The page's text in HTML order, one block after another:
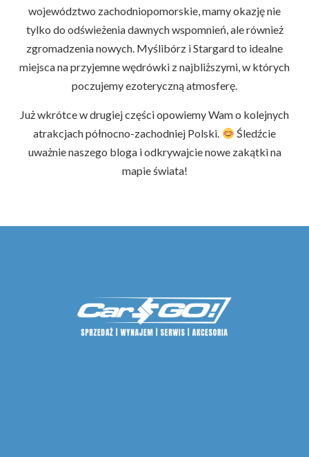
województwo zachodniopomorskie, mamy okazję nie
tylko do odświeżenia dawnych wspomnień, ale również
zgromadzenia nowych. Myślibórz i Stargard to idealne
miejsca na przyjemne wędrówki z najbliższymi, w których
poczujemy ezoteryczną atmosferę.
Już wkrótce w drugiej części opowiemy Wam o kolejnych
atrakcjach północno-zachodniej Polski.
Śledźcie
uważnie naszego bloga i odkrywajcie nowe zakątki na
mapie świata!